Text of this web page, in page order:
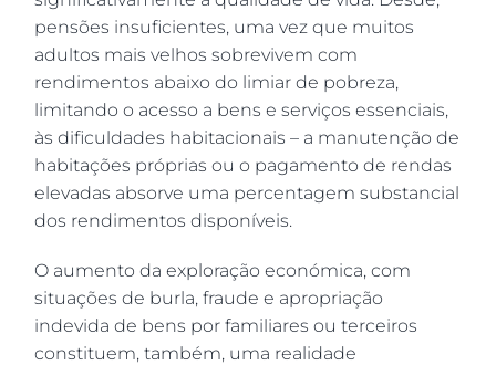
pensões insuficientes, uma vez que muitos
adultos mais velhos sobrevivem com
rendimentos abaixo do limiar de pobreza,
limitando o acesso a bens e serviços essenciais,
às dificuldades habitacionais – a manutenção de
habitações próprias ou o pagamento de rendas
elevadas absorve uma percentagem substancial
dos rendimentos disponíveis.
O aumento da exploração económica, com
situações de burla, fraude e apropriação
indevida de bens por familiares ou terceiros
constituem, também, uma realidade